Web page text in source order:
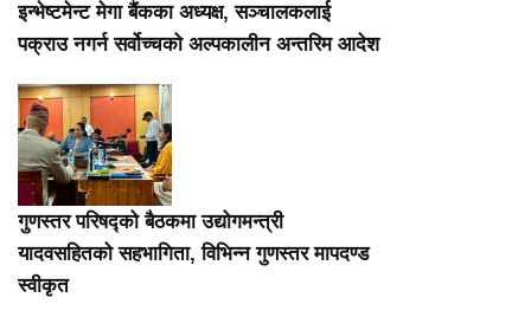
इन्भेष्टमेन्ट मेगा बैंकका अध्यक्ष, सञ्चालकलाई
पक्राउ नगर्न सर्वोच्चको अल्पकालीन अन्तरिम आदेश
गुणस्तर परिषद्को बैठकमा उद्योगमन्त्री
यादवसहितको सहभागिता, विभिन्न गुणस्तर मापदण्ड
स्वीकृत